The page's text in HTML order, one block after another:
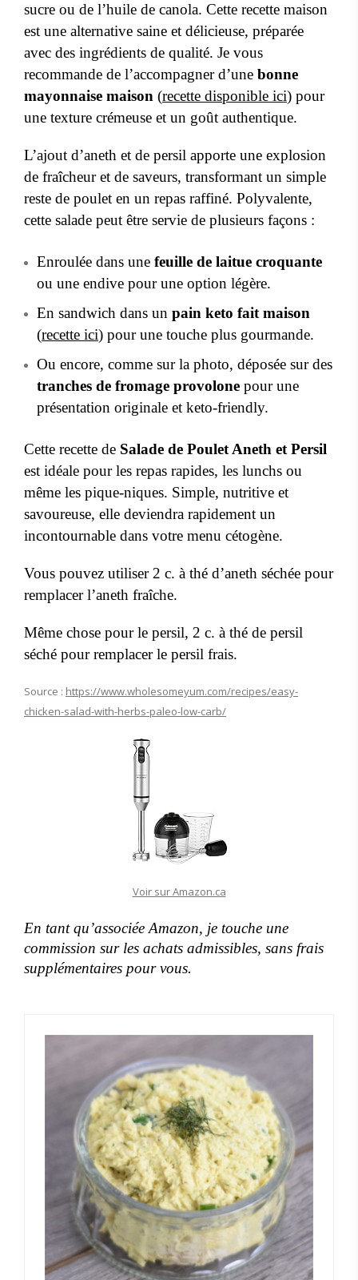
sucre ou de l’huile de canola. Cette recette maison
est une alternative saine et délicieuse, préparée
avec des ingrédients de qualité. Je vous
recommande de l’accompagner d’une bonne
mayonnaise maison (recette disponible ici) pour
une texture crémeuse et un goût authentique.
L’ajout d’aneth et de persil apporte une explosion
de fraîcheur et de saveurs, transformant un simple
reste de poulet en un repas raffiné. Polyvalente,
cette salade peut être servie de plusieurs façons :
Enroulée dans une feuille de laitue croquante
ou une endive pour une option légère.
En sandwich dans un pain keto fait maison
(recette ici) pour une touche plus gourmande.
Ou encore, comme sur la photo, déposée sur des
tranches de fromage provolone pour une
présentation originale et keto-friendly.
Cette recette de Salade de Poulet Aneth et Persil
est idéale pour les repas rapides, les lunchs ou
même les pique-niques. Simple, nutritive et
savoureuse, elle deviendra rapidement un
incontournable dans votre menu cétogène.
Vous pouvez utiliser 2 c. à thé d’aneth séchée pour
remplacer l’aneth fraîche.
Même chose pour le persil, 2 c. à thé de persil
séché pour remplacer le persil frais.
Source : https://www.wholesomeyum.com/recipes/easy-
chicken-salad-with-herbs-paleo-low-carb/
Voir sur Amazon.ca
En tant qu’associée Amazon, je touche une
commission sur les achats admissibles, sans frais
supplémentaires pour vous.